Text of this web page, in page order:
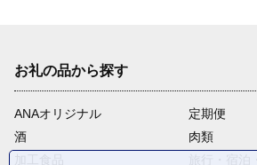
お礼の品から探す
ANAオリジナル
定期便
酒
肉類